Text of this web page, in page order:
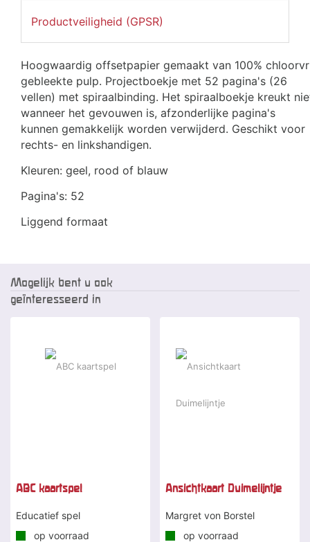
Productveiligheid (GPSR)
Hoogwaardig offsetpapier gemaakt van 100%
gebleekte pulp. Projectboekje met 52 pagina's (26
vellen) met spiraalbinding. Het spiraalboekje kreukt
wanneer het gevouwen is, afzonderlijke pagina's
kunnen gemakkelijk worden verwijderd. Geschikt voor
rechts- en linkshandigen.
Kleuren: geel, rood of blauw
Pagina's: 52
Liggend formaat
Mogelijk bent u ook
geïnteresseerd in
ABC kaartspel
Educatief spel
op voorraad
Ansichtkaart Duimelijntje
Margret von Borstel
op voorraad